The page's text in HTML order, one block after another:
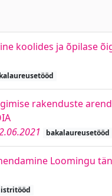
koolides ja õpilase
rakenduste
bakalaureusetööd
Loomingu